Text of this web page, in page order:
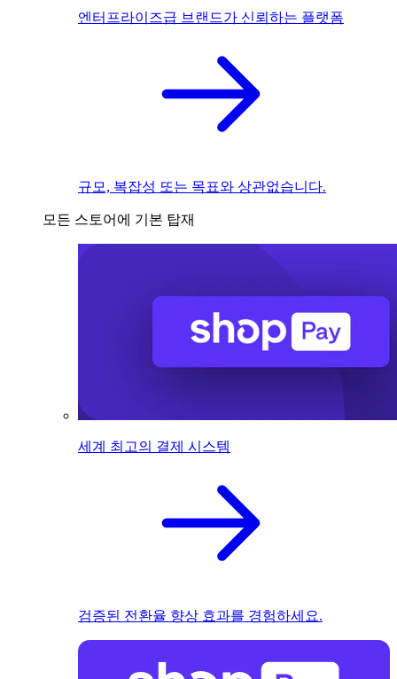
엔터프라이즈급 브랜드가 신뢰하는 플랫폼
규모, 복잡성 또는 목표와 상관없습니다.
모든 스토어에 기본 탑재
세계 최고의 결제 시스템
검증된 전환율 향상 효과를 경험하세요.